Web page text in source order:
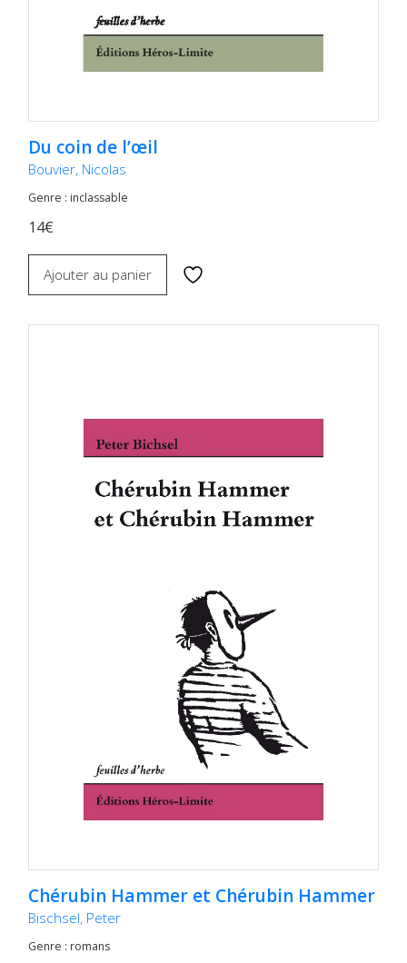
Du coin de l’œil
Bouvier, Nicolas
Genre : inclassable
14€
Ajouter au panier
Chérubin Hammer et Chérubin Hammer
Bischsel, Peter
Genre : romans